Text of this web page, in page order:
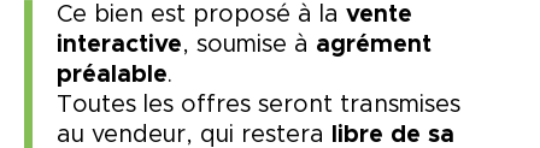
Ce bien est proposé à la vente
interactive, soumise à agrément
préalable.
Toutes les offres seront transmises
au vendeur, qui restera
libre de sa